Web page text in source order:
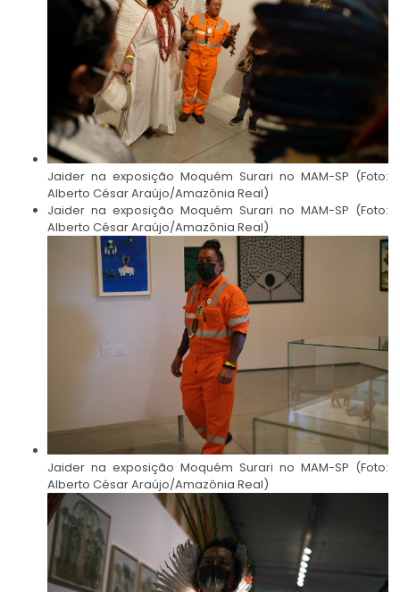
Jaider na exposição Moquém Surari no MAM-SP (Foto:
Alberto César Araújo/Amazônia Real)
Jaider na exposição Moquém Surari no MAM-SP (Foto:
Alberto César Araújo/Amazônia Real)
Jaider na exposição Moquém Surari no MAM-SP (Foto:
Alberto César Araújo/Amazônia Real)